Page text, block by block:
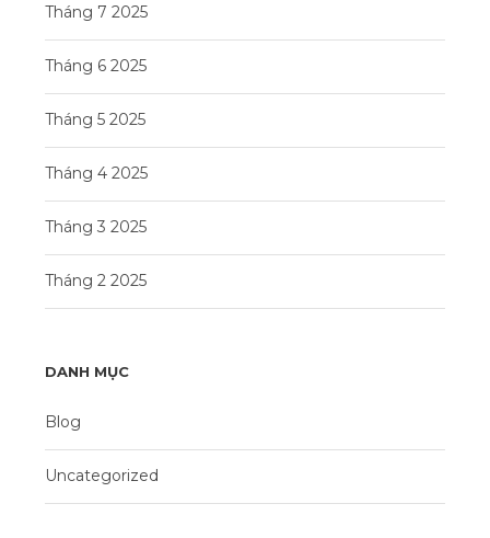
Tháng 7 2025
Tháng 6 2025
Tháng 5 2025
Tháng 4 2025
Tháng 3 2025
Tháng 2 2025
DANH MỤC
Blog
Uncategorized